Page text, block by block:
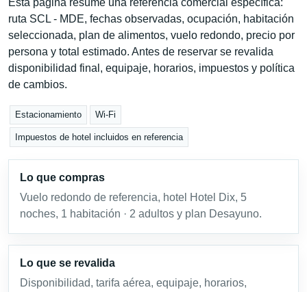
ruta SCL - MDE, fechas observadas, ocupación, habitación
seleccionada, plan de alimentos, vuelo redondo, precio por
persona y total estimado. Antes de reservar se revalida
disponibilidad final, equipaje, horarios, impuestos y política
de cambios.
Estacionamiento Wi-Fi
Impuestos de hotel incluidos en referencia
Lo que compras
Vuelo redondo de referencia, hotel Hotel Dix, 5
noches, 1 habitación · 2 adultos y plan Desayuno.
Lo que se revalida
Disponibilidad, tarifa aérea, equipaje, horarios,